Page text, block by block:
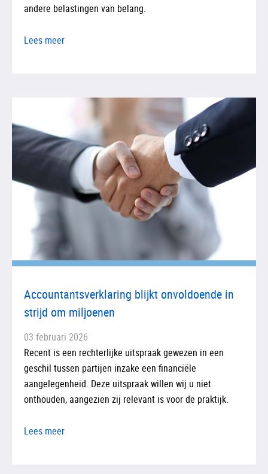
andere belastingen van belang.
Lees meer
Accountantsverklaring blijkt onvoldoende in
strijd om miljoenen
03 februari 2026
Recent is een rechterlijke uitspraak gewezen in een
geschil tussen partijen inzake een financiële
aangelegenheid. Deze uitspraak willen wij u niet
onthouden, aangezien zij relevant is voor de praktijk.
Lees meer